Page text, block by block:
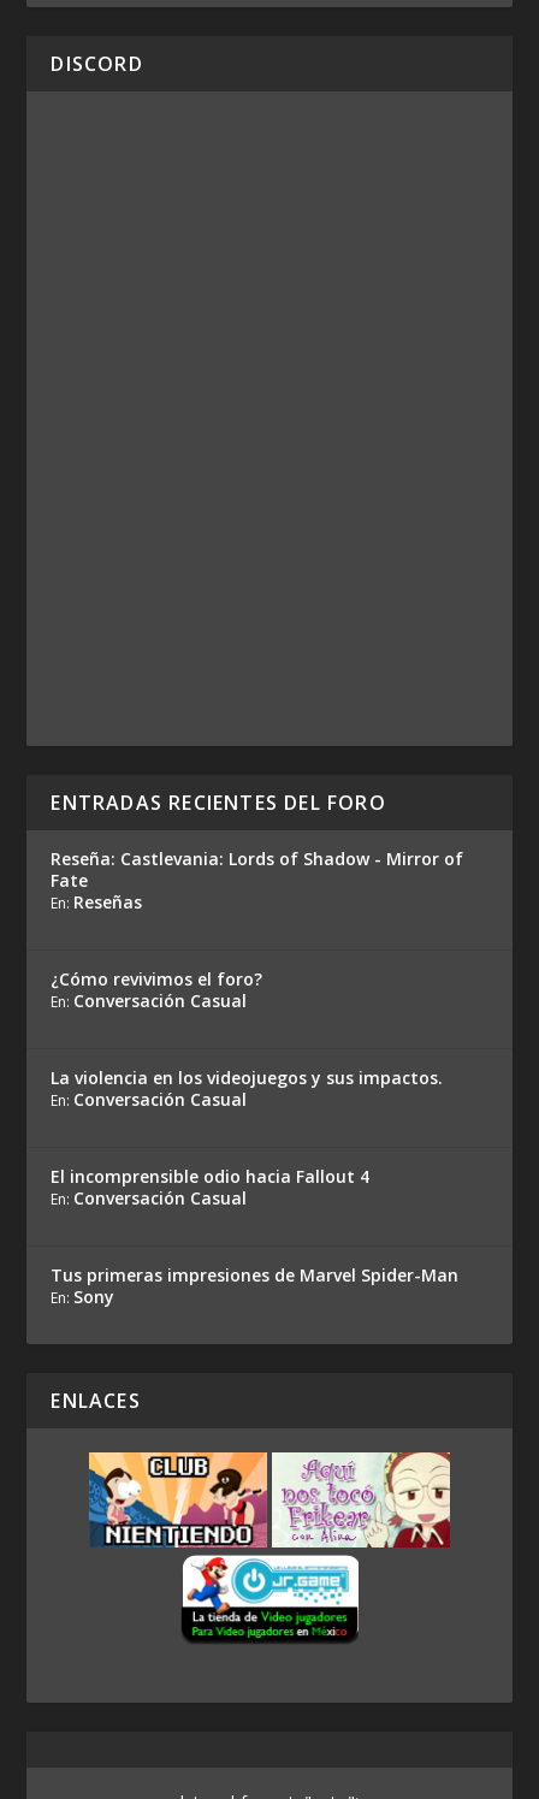
DISCORD
ENTRADAS RECIENTES DEL FORO
Reseña: Castlevania: Lords of Shadow - Mirror of
Fate
En: Reseñas
¿Cómo revivimos el foro?
En: Conversación Casual
La violencia en los videojuegos y sus impactos.
En: Conversación Casual
El incomprensible odio hacia Fallout 4
En: Conversación Casual
Tus primeras impresiones de Marvel Spider-Man
En: Sony
ENLACES